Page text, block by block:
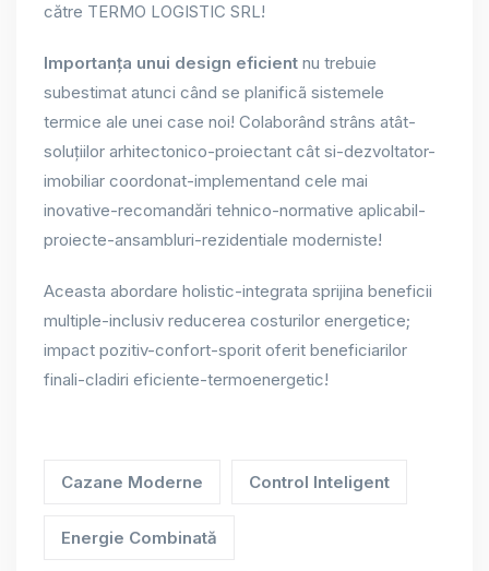
către TERMO LOGISTIC SRL!
Importanța unui design eficient nu trebuie
subestimat atunci când se planificã sistemele
termice ale unei case noi! Colaborând strâns atât-
soluțiilor arhitectonico-proiectant cât si-dezvoltator-
imobiliar coordonat-implementand cele mai
inovative-recomandări tehnico-normative aplicabil-
proiecte-ansambluri-rezidentiale moderniste!
Aceasta abordare holistic-integrata sprijina beneficii
multiple-inclusiv reducerea costurilor energetice;
impact pozitiv-confort-sporit oferit beneficiarilor
finali-cladiri eficiente-termoenergetic!
Cazane Moderne Control Inteligent
Energie Combinată